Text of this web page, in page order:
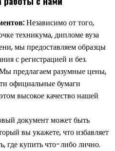
Независимо от того,
техникума, дипломе вуза
мы предоставляем образцы
с регистрацией и без.
предлагаем разумные цены,
официальные бумаги
высокое качество нашей
документ может быть
вы укажете, что избавляет
где купить что-либо лично.